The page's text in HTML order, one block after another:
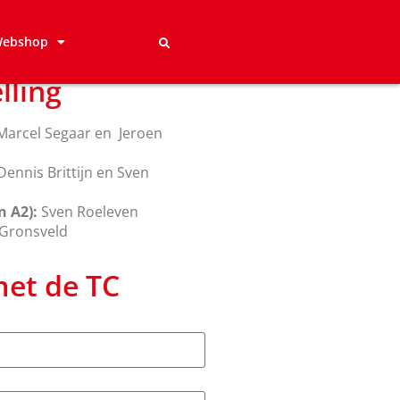
Segaar en Jeroen
Brittijn en Sven
A2): Sven Roeleven
de TC